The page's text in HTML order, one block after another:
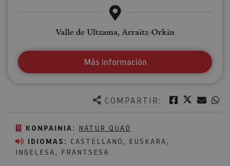
COMPARTIR: Facebook
Twitter
KONPAINIA: NATUR QUAD
IDIOMAS: CASTELLANO, EUSKARA,
INGELESA, FRANTSESA
Valle de Ultzama, Arraitz-Orkin
Más información